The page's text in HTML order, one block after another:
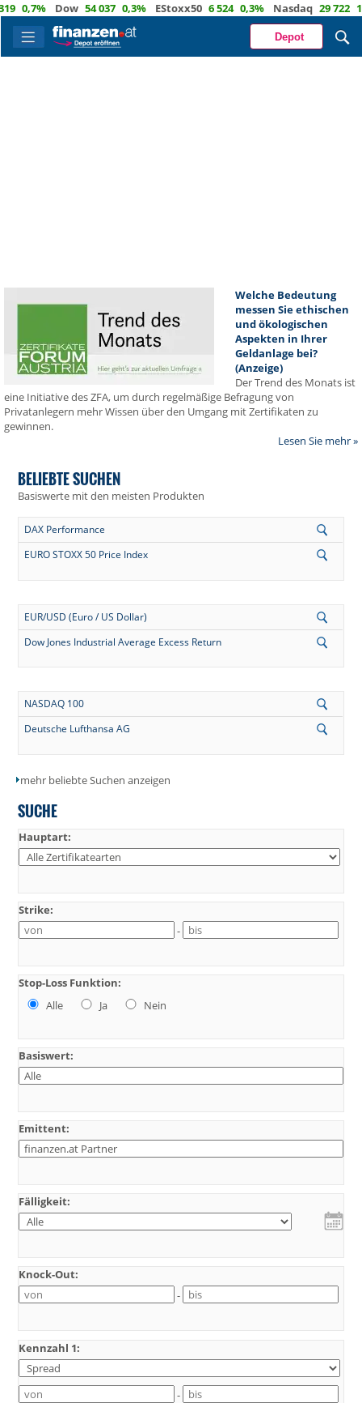
0,7% Dow 54 037 0,3% EStoxx50 6 524 0,3% Nasdaq 29 722
Depot
Welche Bedeutung
messen Sie ethischen
und ökologischen
Aspekten in Ihrer
Geldanlage bei?
(Anzeige)
Der Trend des Monats ist
eine Initiative des ZFA, um durch regelmäßige Befragung von
Privatanlegern mehr Wissen über den Umgang mit Zertifikaten zu
gewinnen.
Lesen Sie mehr »
BELIEBTE SUCHEN
Basiswerte mit den meisten Produkten
DAX Performance
EURO STOXX 50 Price Index
EUR/USD (Euro / US Dollar)
Dow Jones Industrial Average Excess Return
NASDAQ 100
Deutsche Lufthansa AG
mehr beliebte Suchen anzeigen
SUCHE
Hauptart:
Strike:
-
Stop-Loss Funktion:
Alle
Ja Nein
Basiswert:
Emittent:
Fälligkeit:
Knock-Out:
-
Kennzahl 1:
-